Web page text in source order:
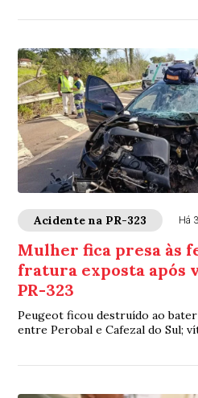
Acidente na PR-323 Há
Mulher fica presa às
fratura exposta após
PR-323
Peugeot ficou destruído ao
entre Perobal e Cafezal do Sul;